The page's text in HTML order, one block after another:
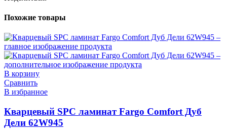
Похожие товары
В корзину
Сравнить
В избранное
Кварцевый SPC ламинат Fargo Comfort Дуб
Дели 62W945